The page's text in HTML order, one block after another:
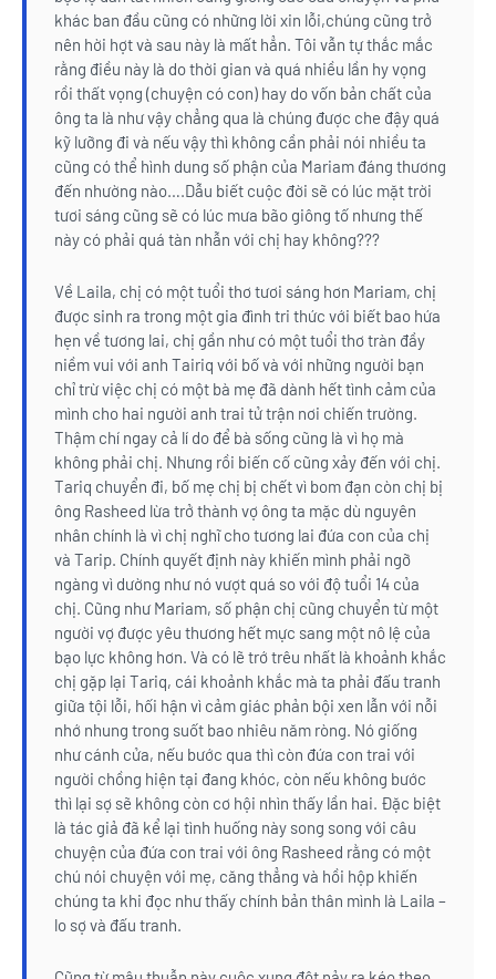
khác ban đầu cũng có những lời xin lỗi,chúng cũng trở
nên hời hợt và sau này là mất hẳn. Tôi vẫn tự thắc mắc
rằng điều này là do thời gian và quá nhiều lần hy vọng
rồi thất vọng (chuyện có con) hay do vốn bản chất của
ông ta là như vậy chẳng qua là chúng được che đậy quá
kỹ lưỡng đi và nếu vậy thì không cần phải nói nhiều ta
cũng có thể hình dung số phận của Mariam đáng thương
đến nhường nào….Dẫu biết cuộc đời sẽ có lúc mặt trời
tươi sáng cũng sẽ có lúc mưa bão giông tố nhưng thế
này có phải quá tàn nhẫn với chị hay không???
Về Laila, chị có một tuổi thơ tươi sáng hơn Mariam, chị
được sinh ra trong một gia đình tri thức với biết bao hứa
hẹn về tương lai, chị gần như có một tuổi thơ tràn đầy
niềm vui với anh Tairiq với bố và với những người bạn
chỉ trừ việc chị có một bà mẹ đã dành hết tình cảm của
mình cho hai người anh trai tử trận nơi chiến trường.
Thậm chí ngay cả lí do để bà sống cũng là vì họ mà
không phải chị. Nhưng rồi biến cố cũng xảy đến với chị.
Tariq chuyển đi, bố mẹ chị bị chết vì bom đạn còn chị bị
ông Rasheed lừa trở thành vợ ông ta mặc dù nguyên
nhân chính là vì chị nghĩ cho tương lai đứa con của chị
và Tarip. Chính quyết định này khiến mình phải ngỡ
ngàng vì dường như nó vượt quá so với độ tuổi 14 của
chị. Cũng như Mariam, số phận chị cũng chuyển từ một
người vợ được yêu thương hết mực sang một nô lệ của
bạo lực không hơn. Và có lẽ trớ trêu nhất là khoảnh khắc
chị gặp lại Tariq, cái khoảnh khắc mà ta phải đấu tranh
giữa tội lỗi, hối hận vì cảm giác phản bội xen lẫn với nỗi
nhớ nhung trong suốt bao nhiêu năm ròng. Nó giống
như cánh cửa, nếu bước qua thì còn đứa con trai với
người chồng hiện tại đang khóc, còn nếu không bước
thì lại sợ sẽ không còn cơ hội nhìn thấy lần hai. Đặc biệt
là tác giả đã kể lại tình huống này song song với câu
chuyện của đứa con trai với ông Rasheed rằng có một
chú nói chuyện với mẹ, căng thẳng và hồi hộp khiến
chúng ta khi đọc như thấy chính bản thân mình là Laila –
lo sợ và đấu tranh.